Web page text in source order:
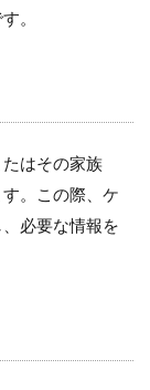
。
はその家族
。この際、ケ
必要な情報を